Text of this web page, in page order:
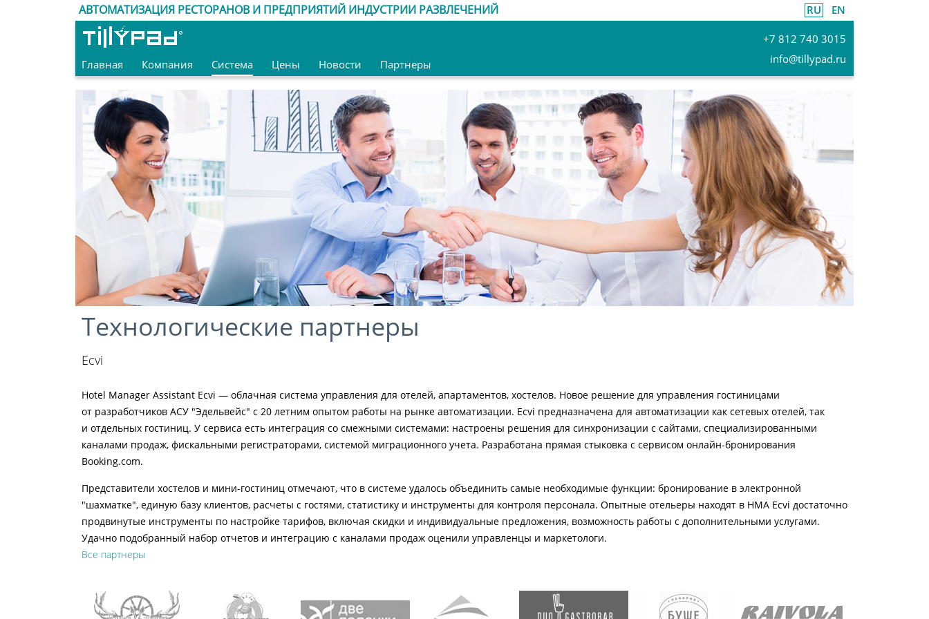
АВТОМАТИЗАЦИЯ РЕСТОРАНОВ И ПРЕДПРИЯТИЙ ИНДУСТРИИ РАЗВЛЕЧЕНИЙ EN
RU
info@tillypad.ru
+7 812 740 3015
Главная
Компания Система Цены Новости Партнеры
Технологические партнеры
Ecvi
Hotel Manager Assistant Ecvi — облачная система управления для отелей, апартаментов, хостелов. Новое решение для управления гостиницами
от разработчиков АСУ "Эдельвейс" с 20 летним опытом работы на рынке автоматизации. Ecvi предназначена для автоматизации как сетевых отелей, так
и отдельных гостиниц. У сервиса есть интеграция со смежными системами: настроены решения для синхронизации с сайтами, специализированными
каналами продаж, фискальными регистраторами, системой миграционного учета. Разработана прямая стыковка с сервисом онлайн-бронирования
Booking.com.
Представители хостелов и мини-гостиниц отмечают, что в системе удалось объединить самые необходимые функции: бронирование в электронной
"шахматке", единую базу клиентов, расчеты с гостями, статистику и инструменты для контроля персонала. Опытные отельеры находят в HMA Ecvi достаточно
продвинутые инструменты по настройке тарифов, включая скидки и индивидуальные предложения, возможность работы с дополнительными услугами.
Удачно подобранный набор отчетов и интеграцию с каналами продаж оценили управленцы и маркетологи.
Все партнеры